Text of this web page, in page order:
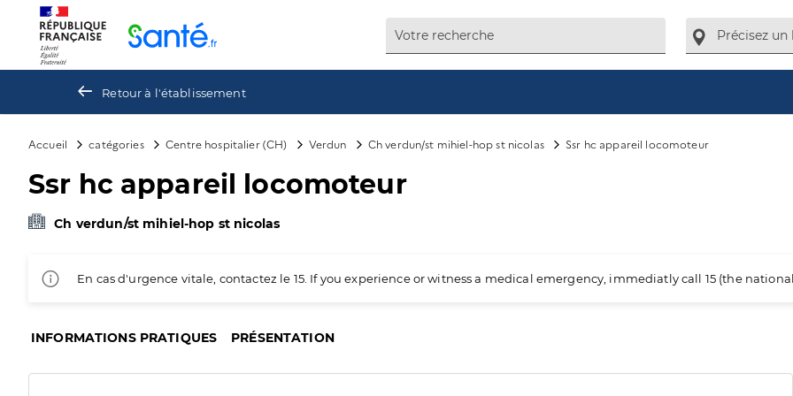
Retour à l'établissement
Accueil catégories Centre hospitalier (CH) Verdun Ch verdun/st mihiel-hop st nicolas Ssr hc appareil locomoteur
Ssr hc appareil locomoteur
Ch verdun/st mihiel-hop st nicolas
En cas d'urgence vitale, contactez le 15. If you experience or witness a medical emergency, immediatly call 15 (the
INFORMATIONS PRATIQUES PRÉSENTATION
Panneau de gestion des cookies